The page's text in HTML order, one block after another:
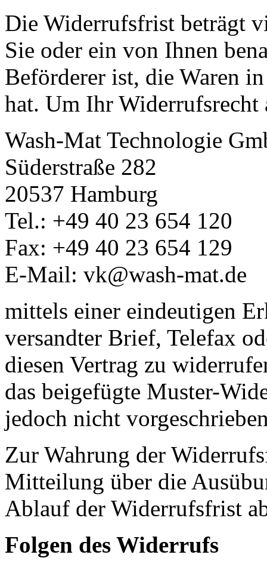
Die Widerrufsfrist beträgt
Sie oder ein von Ihnen
Beförderer ist, die Waren
hat. Um Ihr Widerrufsrecht
Wash-Mat Technologie
Süderstraße 282
20537 Hamburg
Tel.: +49 40 23 654 120
Fax: +49 40 23 654 129
E-Mail: vk@wash-mat.de
mittels einer eindeutigen
versandter Brief, Telefax
diesen Vertrag zu
das beigefügte Muster-
jedoch nicht
Zur Wahrung der
Mitteilung über die
Ablauf der Widerrufsfrist
Folgen des Widerrufs